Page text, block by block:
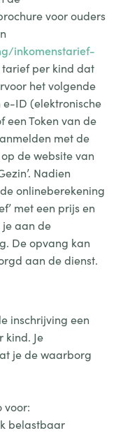
voor ouders
inkomenstarief-
tarief per kind dat
het volgende
e-ID (elektronische
Token van de
met de
de website van
Nadien
onlineberekening
met een prijs en
aan de
De opvang kan
aan de dienst.
inschrijving een
kind. Je
je de waarborg
voor:
belastbaar